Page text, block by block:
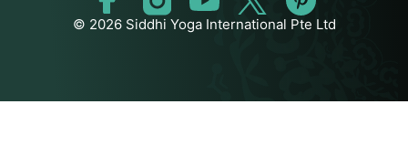
© 2026 Siddhi Yoga International Pte Ltd